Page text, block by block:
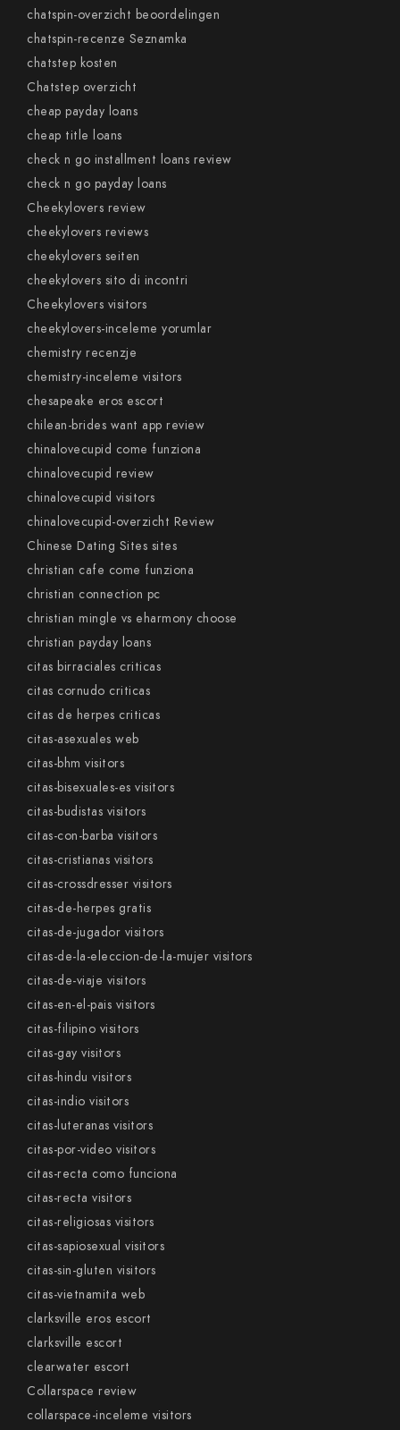
chatspin-overzicht beoordelingen
chatspin-recenze Seznamka
chatstep kosten
Chatstep overzicht
cheap payday loans
cheap title loans
check n go installment loans review
check n go payday loans
Cheekylovers review
cheekylovers reviews
cheekylovers seiten
cheekylovers sito di incontri
Cheekylovers visitors
cheekylovers-inceleme yorumlar
chemistry recenzje
chemistry-inceleme visitors
chesapeake eros escort
chilean-brides want app review
chinalovecupid come funziona
chinalovecupid review
chinalovecupid visitors
chinalovecupid-overzicht Review
Chinese Dating Sites sites
christian cafe come funziona
christian connection pc
christian mingle vs eharmony choose
christian payday loans
citas birraciales criticas
citas cornudo criticas
citas de herpes criticas
citas-asexuales web
citas-bhm visitors
citas-bisexuales-es visitors
citas-budistas visitors
citas-con-barba visitors
citas-cristianas visitors
citas-crossdresser visitors
citas-de-herpes gratis
citas-de-jugador visitors
citas-de-la-eleccion-de-la-mujer visitors
citas-de-viaje visitors
citas-en-el-pais visitors
citas-filipino visitors
citas-gay visitors
citas-hindu visitors
citas-indio visitors
citas-luteranas visitors
citas-por-video visitors
citas-recta como funciona
citas-recta visitors
citas-religiosas visitors
citas-sapiosexual visitors
citas-sin-gluten visitors
citas-vietnamita web
clarksville eros escort
clarksville escort
clearwater escort
Collarspace review
collarspace-inceleme visitors